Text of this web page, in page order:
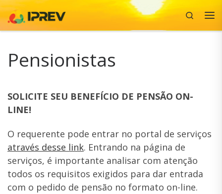
Skip to content
Search
Pensionistas
SOLICITE SEU BENEFÍCIO DE PENSÃO ON-
LINE!
O requerente pode entrar no portal de serviços
através desse link. Entrando na página de
serviços, é importante analisar com atenção
todos os requisitos exigidos para dar entrada
com o pedido de pensão no formato on-line.